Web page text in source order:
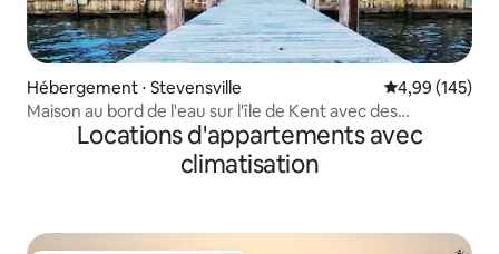
Hébergement ⋅ Stevensville Évaluation
4,99 (145)
Maison au bord de l'eau sur l'île de Kent avec des
couchers de soleil incroyables
Locations d'appartements avec
climatisation